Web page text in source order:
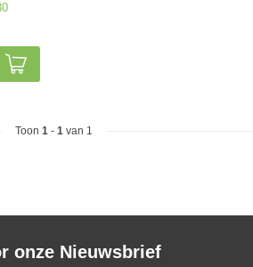
Toon 1- 1van 1
onze Nieuwsbrief